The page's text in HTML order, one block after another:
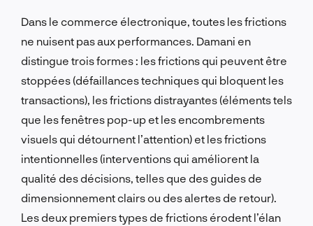
Dans le commerce électronique, toutes les frictions
ne nuisent pas aux performances. Damani en
distingue trois formes : les frictions qui peuvent être
stoppées (défaillances techniques qui bloquent les
transactions), les frictions distrayantes (éléments tels
que les fenêtres pop-up et les encombrements
visuels qui détournent l’attention) et les frictions
intentionnelles (interventions qui améliorent la
qualité des décisions, telles que des guides de
dimensionnement clairs ou des alertes de retour).
Les deux premiers types de frictions érodent l’élan